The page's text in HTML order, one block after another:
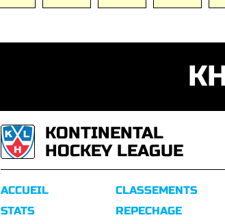
KONTINENTAL
HOCKEY LEAGUE
ACCUEIL
STATS
CLASSEMENTS
REPECHAGE